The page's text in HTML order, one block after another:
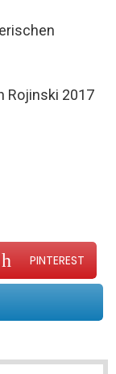
Rojinski 2017
PINTEREST